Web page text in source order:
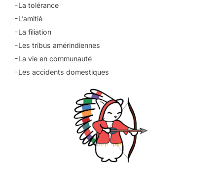
-La tolérance
-L’amitié
-La filiation
-Les tribus amérindiennes
-La vie en communauté
-Les accidents domestiques